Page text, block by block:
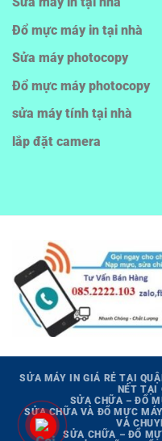
Đổ mực máy in tại nhà
Sửa máy photocopy
Đổ mực máy photocopy
sửa máy tính tại nhà
lắp đặt camera
SỬA MÁY IN GIÁ RẺ TẠI
NÉT TẠI
SỬA CHỮA – ĐỔ
SỬA CHỮA VÀ ĐỔ MỰC
VÀ
SỬA CHỮA – ĐỔ